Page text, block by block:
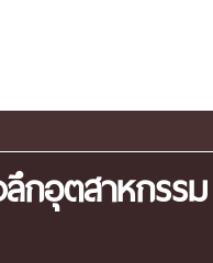
ลึกอุตสาหกรรม